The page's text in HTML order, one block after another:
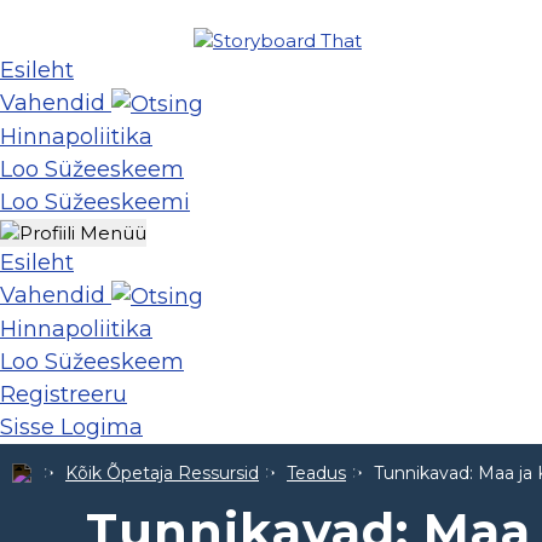
Esileht
Vahendid
Hinnapoliitika
Loo Süžeeskeem
Loo Süžeeskeemi
Esileht
Vahendid
Hinnapoliitika
Loo Süžeeskeem
Registreeru
Sisse Logima
Kõik Õpetaja Ressursid Teadus Tunnikavad: Maa ja